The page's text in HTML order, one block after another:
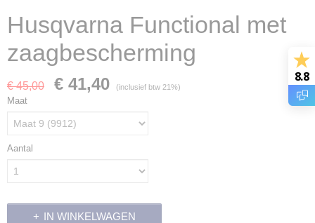
Husqvarna Functional met
zaagbescherming
€ 45,00 € 41,40 (inclusief btw 21%)
Maat
Aantal
IN WINKELWAGEN
8.8